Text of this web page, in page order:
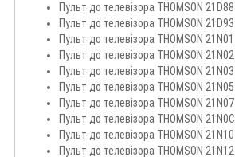
Пульт до телевізора THOMSON 21D88
Пульт до телевізора THOMSON 21D93
Пульт до телевізора THOMSON 21N01
Пульт до телевізора THOMSON 21N02
Пульт до телевізора THOMSON 21N03
Пульт до телевізора THOMSON 21N05
Пульт до телевізора THOMSON 21N07
Пульт до телевізора THOMSON 21N0C
Пульт до телевізора THOMSON 21N10
Пульт до телевізора THOMSON 21N12